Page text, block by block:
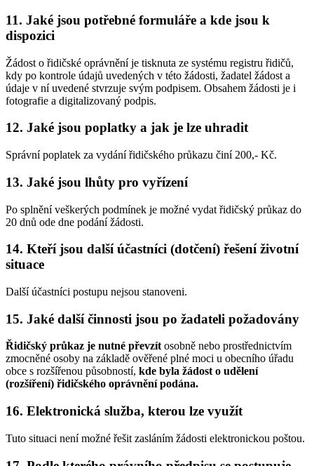
11. Jaké jsou potřebné formuláře a kde jsou k
dispozici
Žádost o řidičské oprávnění je tisknuta ze systému registru řidičů,
kdy po kontrole údajů uvedených v této žádosti, žadatel žádost a
údaje v ní uvedené stvrzuje svým podpisem. Obsahem žádosti je i
fotografie a digitalizovaný podpis.
12. Jaké jsou poplatky a jak je lze uhradit
Správní poplatek za vydání řidičského průkazu činí 200,- Kč.
13. Jaké jsou lhůty pro vyřízení
Po splnění veškerých podmínek je možné vydat řidičský průkaz do
20 dnů ode dne podání žádosti.
14. Kteří jsou další účastníci (dotčení) řešení životní
situace
Další účastníci postupu nejsou stanoveni.
15. Jaké další činnosti jsou po žadateli požadovány
Řidičský průkaz je nutné převzít osobně nebo prostřednictvím
zmocněné osoby na základě ověřené plné moci u obecního úřadu
obce s rozšířenou působností, kde byla žádost o udělení
(rozšíření) řidičského oprávnění podána.
16. Elektronická služba, kterou lze využít
Tuto situaci není možné řešit zasláním žádosti elektronickou poštou.